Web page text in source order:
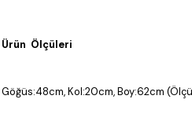
Ürün Ölçüleri
Göğüs:48cm, Kol:20cm, Boy:62cm